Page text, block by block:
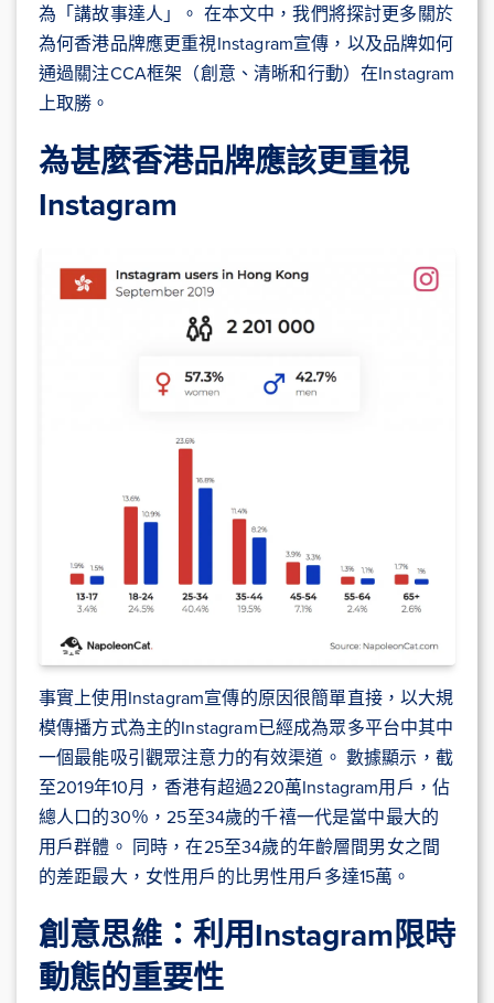
為「講故事達人」。 在本文中，我們將探討更多關於
為何香港品牌應更重視Instagram宣傳，以及品牌如何
通過關注CCA框架（創意、清晰和行動）在Instagram
上取勝。
為甚麼香港品牌應該更重視
Instagram
事實上使用Instagram宣傳的原因很簡單直接，以大規
模傳播方式為主的Instagram已經成為眾多平台中其中
一個最能吸引觀眾注意力的有效渠道。 數據顯示，截
至2019年10月，香港有超過220萬Instagram用戶，佔
總人口的30％，25至34歲的千禧一代是當中最大的
用戶群體。 同時，在25至34歲的年齡層間男女之間
的差距最大，女性用戶的比男性用戶多達15萬。
創意思維：利用Instagram限時
動態的重要性